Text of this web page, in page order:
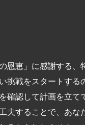
恩恵」に感謝する、
挑戦をスタートする
確認して計画を立て
夫することで、あな